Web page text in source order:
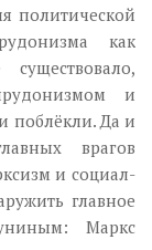
политической
как
и
поблёкли. Да и
врагов
и социал-
главное
Маркс